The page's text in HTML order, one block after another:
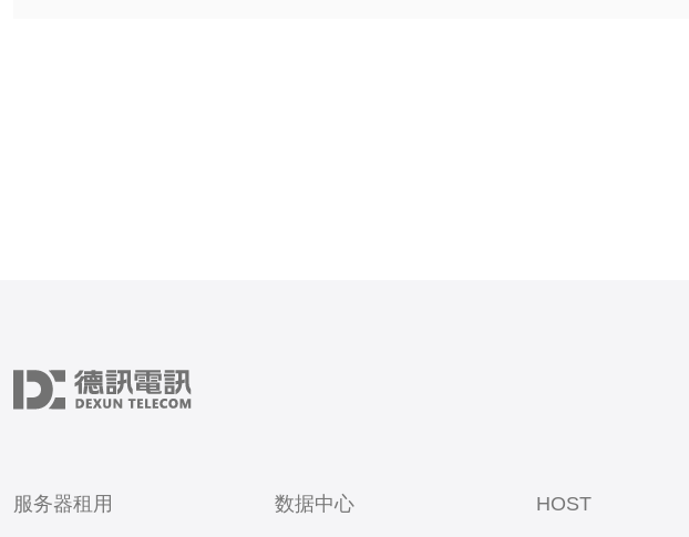
服务器租用 数据中心 HOST